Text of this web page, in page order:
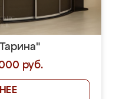
руб.